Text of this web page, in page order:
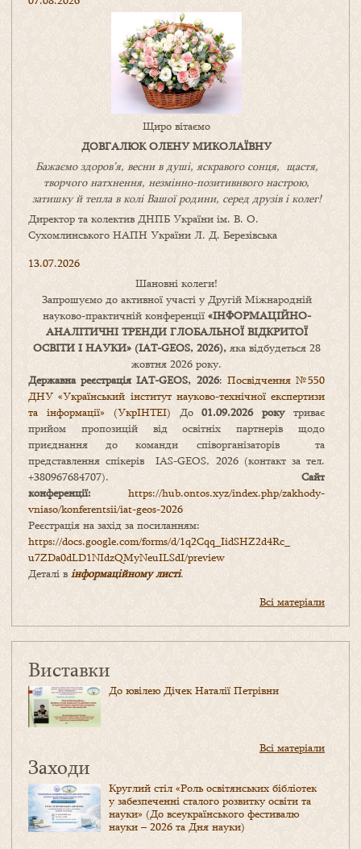
Щиро вітаємо
ДОВГАЛЮК ОЛЕНУ МИКОЛАЇВНУ
Бажаємо здоров’я, весни в душі, яскравого сонця, щастя,
творчого натхнення, незмінно-позитивнвого настрою,
затишкуйтепла в коліВашоїродини, серед друзів і колег!
Директор та колектив ДНПБ України ім. В. О.
Сухомлинського НАПН України Л. Д. Березівська
13.07.2026
Шановні колеги!
Запрошуємо до активної участі у Другій Міжнародній
науково-практичній конференції «ІНФОРМАЦІЙНО-
АНАЛІТИЧНІ ТРЕНДИ ГЛОБАЛЬНОЇ ВІДКРИТОЇ
ОСВІТИ І НАУКИ» (IAT-GEOS, 2026),яка відбудеться 28
жовтня 2026 року.
Державна реєстрація IAT-GEOS, 2026: Посвідчення №550
ДНУ «Український інститут науково-технічної експертизи
та інформації» (УкрІНТЕІ) До01.09.2026 рокутриває
прийом пропозицій від освітніх партнерів щодо
приєднання до команди співорганізаторів та
представлення спікерів IAS-GEOS, 2026 (контакт за тел.
+380967684707). Сайт
конференції: https://hub.ontos.xyz/index.php/zakhody-
vniaso/konferentsii/iat-geos-2026
Реєстрація на захід за посиланням:
https://docs.google.com/forms/d/1q2Cqq_IidSHZ2d4Rc_
u7ZDa0dLD1NIdzQMyNeuILSdI/preview
Деталі в інформаційному листі.
Всі матеріали
Виставки
До ювілею Дічек Наталії Петрівни
Всі матеріали
Заходи
Круглий стіл «Роль освітянських бібліотек
у забезпеченні сталого розвитку освіти та
науки» (До всеукраїнського фестивалю
науки – 2026 та Дня науки)